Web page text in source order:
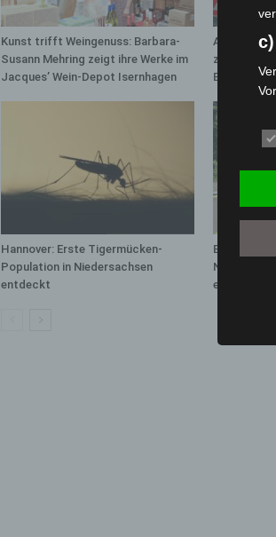
Kunst trifft Weingenuss: Barbara-
Susann Mehring zeigt ihre Werke im
Jacques’ Wein-Depot Isernhagen
A2: Zweite
zwischen
Bothfeld
Hannover: Erste Tigermücken-
Population in Niedersachsen
entdeckt
Brand im
eingedämmt